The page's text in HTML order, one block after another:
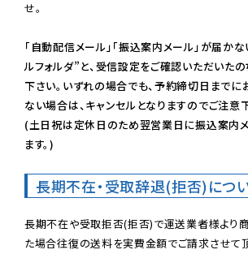
せ。
「自動配信メール」「振込案内メール」が届か
ルフォルダ”と、受信設定をご確認いただいた
下さい。いずれの場合でも、予約締切日までに
ない場合は、キャンセルとなりますのでご注意
(土日祝は定休日のため翌営業日に振込案内
ます。)
長期不在・受取辞退(拒否)につ
長期不在や受取拒否(拒否)で運送業者様より
た場合往復の送料を実費金額でご請求させて